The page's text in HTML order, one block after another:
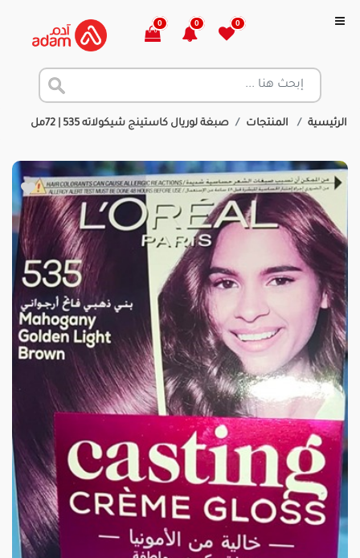
0
0
0
الرئيسية المنتجات صبغة لوريال كاستينج شيكولاته 535 | 72مل